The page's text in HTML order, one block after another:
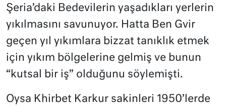
Şeria’daki Bedevilerin yaşadıkları yerlerin
yıkılmasını savunuyor. Hatta Ben Gvir
geçen yıl yıkımlara bizzat tanıklık etmek
için yıkım bölgelerine gelmiş ve bunun
“kutsal bir iş” olduğunu söylemişti.
Oysa Khirbet Karkur sakinleri 1950’lerde